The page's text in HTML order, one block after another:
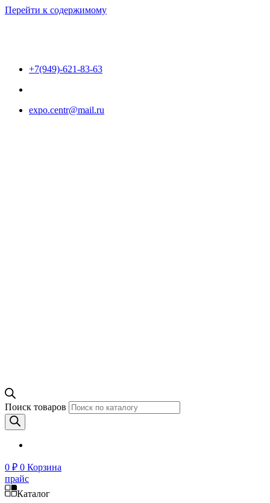
Перейти к содержимому
+7(949)-621-83-63
expo.centr@mail.ru
Поиск товаров
0 ₽ 0 Корзина
прайс
Каталог